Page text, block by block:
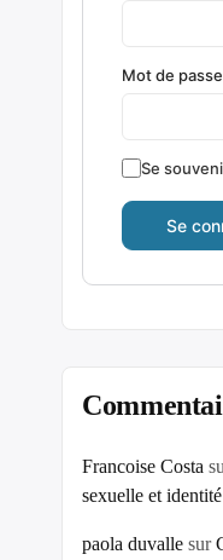
Mot de passe
Se
Francoise Costa
sexuelle et
paola duvalle sur